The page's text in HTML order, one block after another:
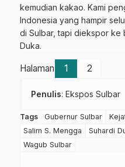
kemudian kakao. Kami
Indonesia yang hampir
di Sulbar, tapi diekspor ke
Duka.
Halaman 1 2
Penulis: Ekspos Sulbar
Tags Gubernur Sulbar
Salim S. Mengga
Suhardi
Wagub Sulbar